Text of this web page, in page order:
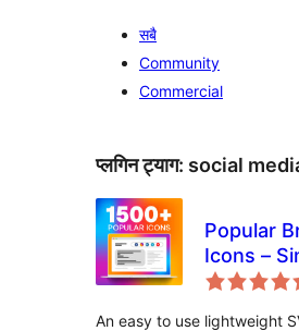
सबै
Community
Commercial
प्लगिन ट्याग: social
Popular
Icons –
Icons
An easy to use lightweight